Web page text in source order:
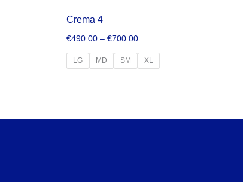
Crema 4
€490.00 –€700.00
LG MD SM XL